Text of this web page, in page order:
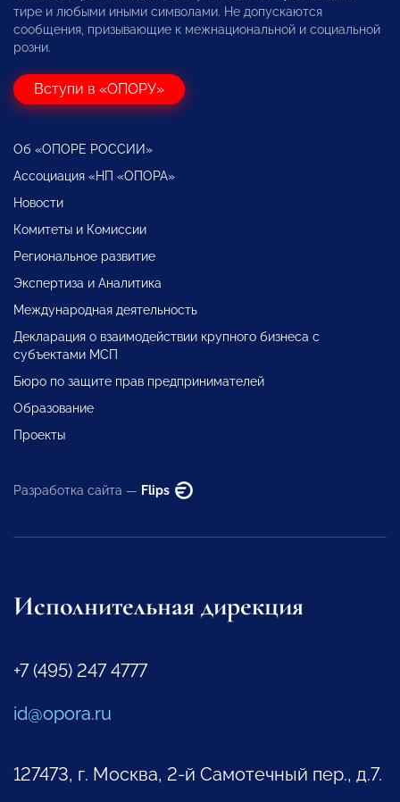
тире и любыми иными символами. Не допускаются
сообщения, призывающие к межнациональной и социальной
розни.
Вступи в «ОПОРУ»
Об «ОПОРЕ РОССИИ»
Ассоциация «НП «ОПОРА»
Новости
Комитеты и Комиссии
Региональное развитие
Экспертиза и Аналитика
Международная деятельность
Декларация о взаимодействии крупного бизнеса с
субъектами МСП
Бюро по защите прав предпринимателей
Образование
Проекты
Разработка сайта — Flips
Исполнительная дирекция
+7 (495) 247 4777
id@opora.ru
127473, г. Москва, 2-й Самотечный пер., д.7.